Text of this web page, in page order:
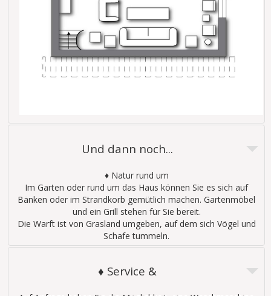
Und dann noch...
♦ Natur rund um
Im Garten oder rund um das Haus können Sie es sich auf
Bänken oder im Strandkorb gemütlich machen. Gartenmöbel
und ein Grill stehen für Sie bereit.
Die Warft ist von Grasland umgeben, auf dem sich Vögel und
Schafe tummeln.
♦ Service &